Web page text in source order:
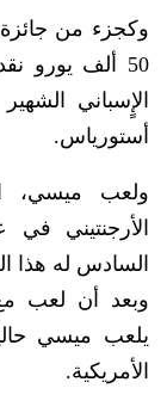
وكجزء من
50 ألف يورو
الإٍسباني
أستورياس.
ولعب ميسي،
وبعد أن لعب
يلعب ميسي
الأمريكية.